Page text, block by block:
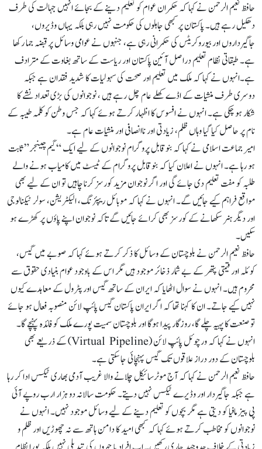
حافظ نعیم الرحمن نے کہا کہ حکمران عوام کو تعلیم دینے کے بجائے انہیں جہالت کی طرف
دھکیل رہے ہیں۔ پاکستان پر کبھی جاہلوں کی حکومت نہیں رہی بلکہ یہاں وڈیروں،
جاگیرداروں اور بیوروکریٹس کی حکمرانی رہی ہے، جنہوں نے عوامی وسائل پر قبضہ جما رکھا
ہے۔ طبقاتی نظام تعلیم دراصل آئین پاکستان اور ریاست کے ساتھ بغاوت کے مترادف
ہے۔انہوں نے کہا کہ ملک میں تعلیم اور صحت کی سہولیات کا شدید فقدان ہے جبکہ
دوسری طرف منشیات کے اڈے کھلے عام چل رہے ہیں ، نوجوانوں کی بڑی تعداد نشے کا
شکار ہو چکی ہے۔ انہوں نے افسوس کا اظہار کرتے ہوئے کہا کہ جس وطن کو کلمہ طیبہ کے
نام پر حاصل کیا گیا وہاں ظلم، زیادتی اور ناانصافی اور منشیات عام ہے۔
امیر جماعت اسلامی نے کہا کہ بنوقابل پروگرام نوجوانوں کے لیے ایک “گیم چینجر” ثابت
ہو رہا ہے۔ انہوں نے اعلان کیا کہ بنوقابل پروگرام کے ٹیسٹ میں کامیاب ہونے والے
طلبہ کو مفت تعلیم دی جائے گی اور اگر نوجوان مزید کورسز کرنا چاہیں تو ان کے لیے بھی
مواقع فراہم کیے جائیں گے۔ انہوں نے کہا کہ موبائل ریپئرنگ، الیکٹریشن، سولر ٹیکنالوجی
اور دیگر ہنر سکھانے کے کورسز بھی کرائے جائیں گے تاکہ نوجوان اپنے پاؤں پر کھڑے ہو
سکیں۔
حافظ نعیم الرحمن نے بلوچستان کے وسائل کا ذکر کرتے ہوئے کہا کہ صوبے میں گیس،
کوئلہ اور قیمتی پتھر کے بے شمار ذخائر موجود ہیں مگر اس کے باوجود عوام بنیادی حقوق سے
محروم ہیں۔ انہوں نے سوال اٹھایا کہ ایران کے ساتھ گیس اور پٹرول کے معاہدے کیوں
نہیں کیے جاتے۔ ان کا کہنا تھا کہ اگر ایران پاکستان گیس پائپ لائن منصوبہ فعال ہو جائے
تو صنعت کا پہیہ چلے گا، روزگار پیدا ہوگا اور بلوچستان سمیت پورے ملک کو فائدہ پہنچے گا۔
انہوں نے کہا کہ ورچوئل پائپ لائن (Virtual Pipeline) کے ذریعے بھی
بلوچستان کے دور دراز علاقوں تک گیس پہنچائی جا سکتی ہے۔
حافظ نعیم الرحمن نے کہا کہ آج موٹرسائیکل چلانے والا غریب آدمی بھاری ٹیکس ادا کر رہا
ہے جبکہ جاگیردار اور وڈیرے ٹیکس نہیں دیتے۔ حکومت سالانہ دو ہزار ارب روپے آئی
پی پیز مافیا کو دیتی ہے مگر بچوں کو تعلیم دینے کے لیے وسائل موجود نہیں۔ انہوں نے
نوجوانوں کو مخاطب کرتے ہوئے کہا کہ کبھی امید کا دامن ہاتھ سے نہ چھوڑیں اور ظلم و